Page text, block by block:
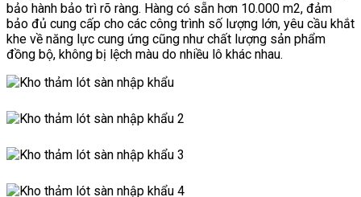
bảo hành bảo trì rõ ràng. Hàng có sẵn hơn 10.000 m2, đảm
bảo đủ cung cấp cho các công trình số lượng lớn, yêu cầu khắt
khe về năng lực cung ứng cũng như chất lượng sản phẩm
đồng bộ, không bị lệch màu do nhiều lô khác nhau.